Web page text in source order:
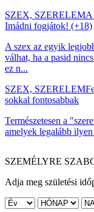
SZEX, SZERELEMA
Imádni fogjátok! (+18)
A szex az egyik
válhat, ha a pasid
ez n...
SZEX, SZERELEM
sokkal fontosabbak
Természetesen a
amelyek legalább
SZEMÉLYRE
Adja meg születési